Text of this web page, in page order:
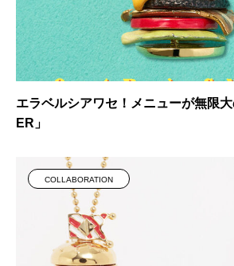
エラベルシアワセ！メニューが無限
ER」
COLLABORATION